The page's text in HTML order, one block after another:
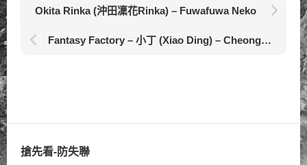
Okita Rinka (沖田凜花Rinka) – Fuwafuwa Neko
Fantasy Factory – 小丁 (Xiao Ding) – Cheongsam Little
搶先看-防失聯